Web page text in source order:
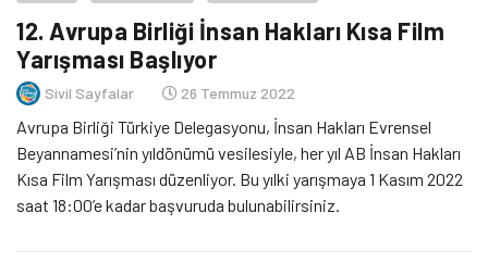
12. Avrupa Birliği İnsan Hakları Kısa Film
Yarışması Başlıyor
Sivil Sayfalar 26 Temmuz 2022
Avrupa Birliği Türkiye Delegasyonu, İnsan Hakları Evrensel
Beyannamesi’nin yıldönümü vesilesiyle, her yıl AB İnsan Hakları
Kısa Film Yarışması düzenliyor. Bu yılki yarışmaya 1 Kasım 2022
saat 18:00’e kadar başvuruda bulunabilirsiniz.